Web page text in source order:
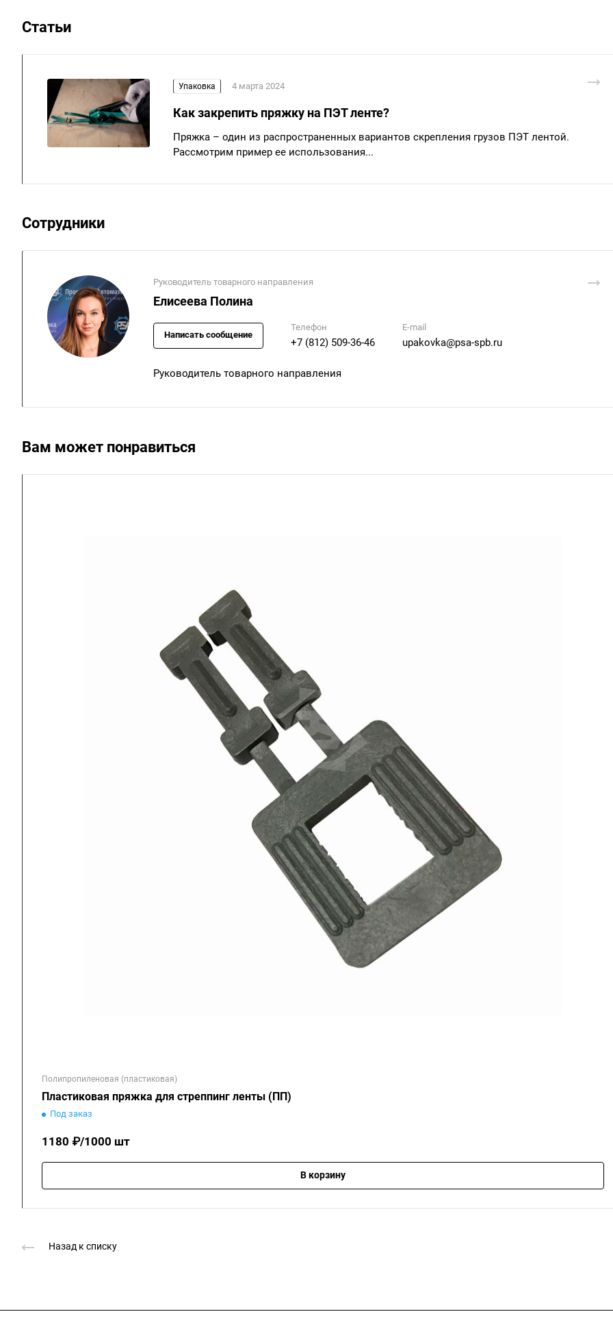
Статьи
Упаковка 4 марта 2024
Как закрепить пряжку на ПЭТ ленте?
Пряжка – один из распространенных вариантов скрепления грузов ПЭТ лентой.
Рассмотрим пример ее использования...
Сотрудники
Руководитель товарного направления
Елисеева Полина
Написать сообщение
Телефон
+7 (812) 509-36-46
E-mail
upakovka@psa-spb.ru
Руководитель товарного направления
Вам может понравиться
Полипропиленовая (пластиковая)
Пластиковая пряжка для стреппинг ленты (ПП)
Под заказ
1180 ₽/1000 шт
В корзину
Назад к списку